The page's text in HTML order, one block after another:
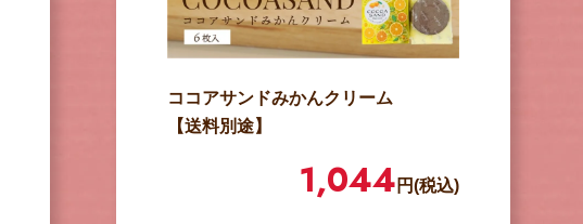
ココアサンドみかんクリーム
【送料別途】
1,044 円(税込)